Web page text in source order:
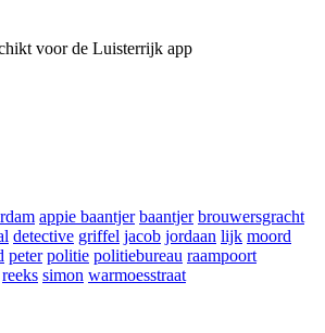
voor de Luisterrijk app
appie baantjer baantjer brouwersgracht
detective griffel jacob jordaan lijk moord
peter politie politiebureau raampoort
reeks simon warmoesstraat